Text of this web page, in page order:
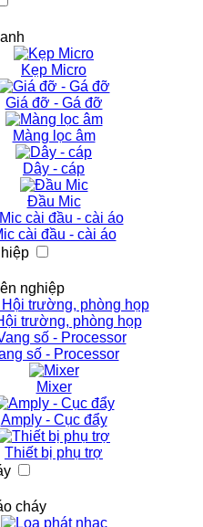
Kẹp Micro
Giá đỡ - Gá đỡ
Màng lọc âm
Dây - cáp
Đầu Mic
cài đầu - cài áo
nghiệp
trường, phòng họp
số - Processor
Mixer
Amply - Cục đẩy
Thiết bị phụ trợ
cháy